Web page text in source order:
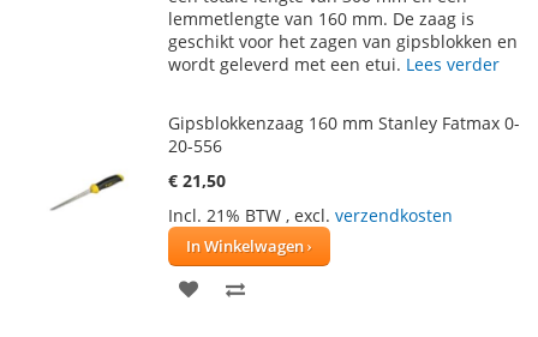
VERLANGLIJST
VERGELIJKEN
lemmetlengte van 160 mm. De zaag is
geschikt voor het zagen van gipsblokken en
wordt geleverd met een etui. Lees verder
Gipsblokkenzaag 160 mm Stanley Fatmax 0-
20-556
€ 21,50
Incl. 21% BTW , excl. verzendkosten
In Winkelwagen
VOEG